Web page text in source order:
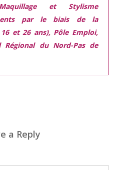
et Stylisme
par le biais de la
et 26 ans), Pôle Emploi,
Régional du Nord-Pas de
a Reply